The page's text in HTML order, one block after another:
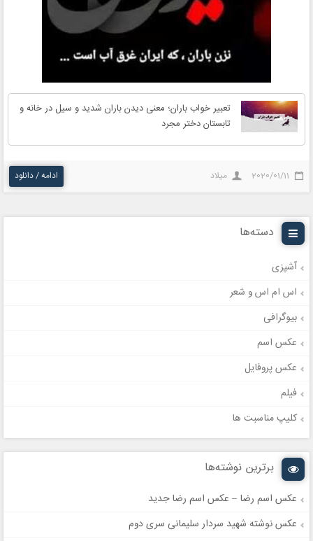
تعبیر خواب باران؛ معنی دیدن باران شدید و سیل در خانه و
تابستان دختر مجرد
2020/01/11 میلاد ادامه / دانلود
دسته‌ها
آشپزی
اس ام اس و شعر
بیوگرافی
عکس اسم
عکس پروفایل
فیلم
کلیپ مناسبت ها
برترین نوشته‌ها
عکس اسم رضا – عکس اسم رضا جدید
عکس نوشته شهید سردار سلیمانی سری دوم